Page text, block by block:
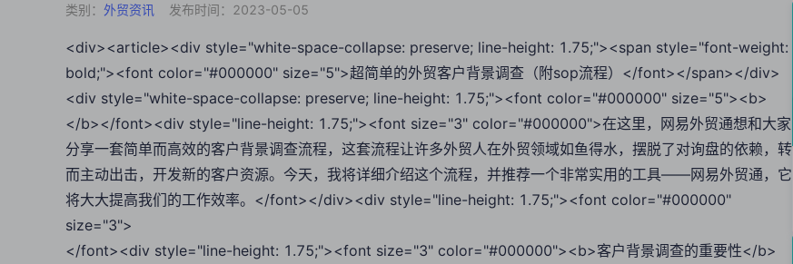
类别： 外贸资讯 发布时间：2023-05-05
<div><article><div style="white-space-collapse: preserve; line-height: 1.75;"><span style="font-weight:
bold;"><font color="#000000" size="5">超简单的外贸客户背景调查（附sop流程）</font></span></div>
<div style="white-space-collapse: preserve; line-height: 1.75;"><font color="#000000" size="5"><b>
</b></font><div style="line-height: 1.75;"><font size="3" color="#000000">在这里，网易外贸通想和大家
分享一套简单而高效的客户背景调查流程，这套流程让许多外贸人在外贸领域如鱼得水，摆脱了对询盘的依赖，转
而主动出击，开发新的客户资源。今天，我将详细介绍这个流程，并推荐一个非常实用的工具——网易外贸通，它
将大大提高我们的工作效率。</font></div><div style="line-height: 1.75;"><font color="#000000"
size="3">
</font><div style="line-height: 1.75;"><font size="3" color="#000000"><b>客户背景调查的重要性</b>